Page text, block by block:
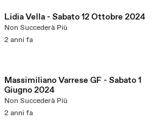
Lidia Vella - Sabato 12 Ottobre 2024
Non Succederà Più
2 anni fa
Massimiliano Varrese GF - Sabato 1
Giugno 2024
Non Succederà Più
2 anni fa